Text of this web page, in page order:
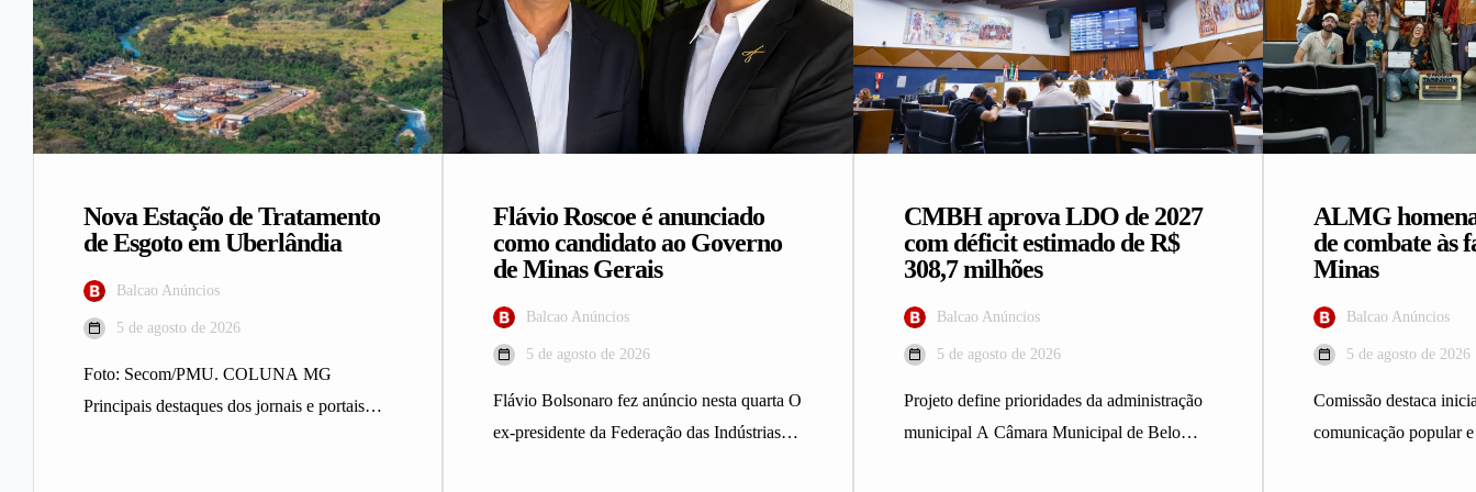
Nova Estação de Tratamento
de Esgoto em Uberlândia
Balcao Anúncios
5 de agosto de 2026
Foto: Secom/PMU. COLUNA MG
Principais destaques dos jornais e portais
Flávio Roscoe é anunciado
como candidato ao Governo
de Minas Gerais
Balcao Anúncios
5 de agosto de 2026
Flávio Bolsonaro fez anúncio nesta quarta O
ex-presidente da Federação das Indústrias
CMBH aprova LDO de 2027
com déficit estimado de R$
308,7 milhões
Balcao Anúncios
5 de agosto de 2026
Projeto define prioridades da administração
municipal A Câmara Municipal de Belo
ALMG
de combate às
Minas
Balcao Anúncios
5 de agosto de 2026
Comissão destaca
comunicação popular